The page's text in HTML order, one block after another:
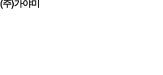
(주)가야미